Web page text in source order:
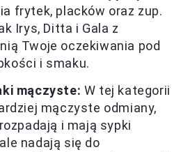
frytek, placków oraz zup.
Irys, Ditta i Gala z
Twoje oczekiwania pod
i smaku.
mączyste: W tej kategorii
mączyste odmiany,
i mają sypki
nadają się do